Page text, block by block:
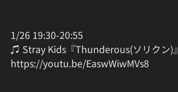
1/26 19:30-20:55
♫ Stray Kids『Thunderous(ソリクン)』
https://youtu.be/EaswWiwMVs8